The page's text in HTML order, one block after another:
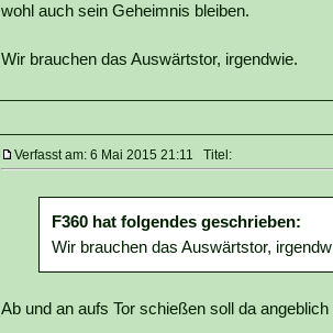
wohl auch sein Geheimnis bleiben.
Wir brauchen das Auswärtstor, irgendwie.
Verfasst am: 6 Mai 2015 21:11 Titel:
F360 hat folgendes geschrieben:
Wir brauchen das Auswärtstor,
Ab und an aufs Tor schießen soll da